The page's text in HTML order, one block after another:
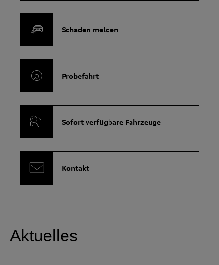
Schaden melden
Probefahrt
Sofort verfügbare Fahrzeuge
Kontakt
Aktuelles